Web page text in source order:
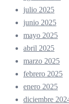
julio 2025
junio 2025
mayo 2025
abril 2025
marzo 2025
febrero 2025
enero 2025
diciembre